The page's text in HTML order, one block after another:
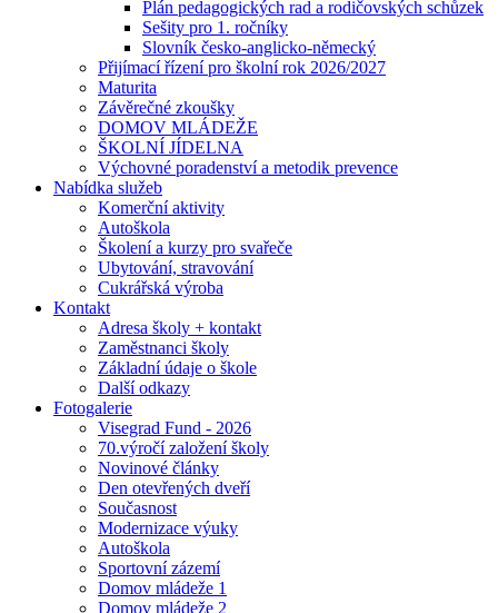
Plán pedagogických rad a rodičovských schůzek
Sešity pro 1. ročníky
Slovník česko-anglicko-německý
Přijímací řízení pro školní rok 2026/2027
Maturita
Závěrečné zkoušky
DOMOV MLÁDEŽE
ŠKOLNÍ JÍDELNA
Výchovné poradenství a metodik prevence
Nabídka služeb
Komerční aktivity
Autoškola
Školení a kurzy pro svařeče
Ubytování, stravování
Cukrářská výroba
Kontakt
Adresa školy + kontakt
Zaměstnanci školy
Základní údaje o škole
Další odkazy
Fotogalerie
Visegrad Fund - 2026
70.výročí založení školy
Novinové články
Den otevřených dveří
Současnost
Modernizace výuky
Autoškola
Sportovní zázemí
Domov mládeže 1
Domov mládeže 2